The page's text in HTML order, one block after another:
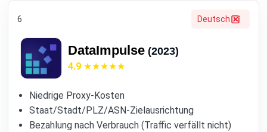
6 Deutsch
DataImpulse (2023)
4.9
Niedrige Proxy-Kosten
Staat/Stadt/PLZ/ASN-Zielausrichtung
Bezahlung nach Verbrauch (Traffic verfällt nicht)